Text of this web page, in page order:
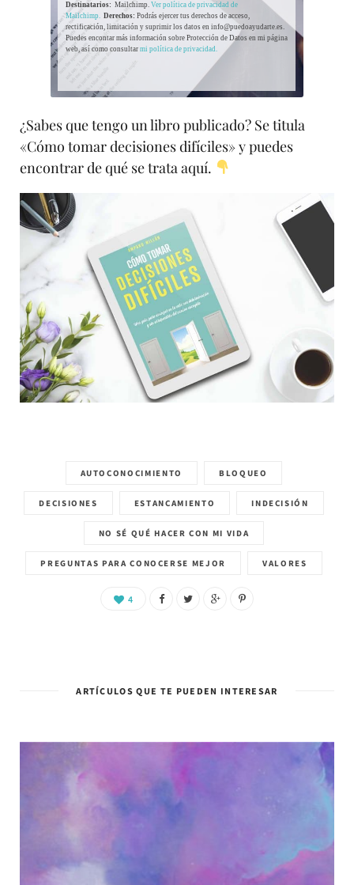
Destinatarios: Mailchimp. Ver política de privacidad de
Mailchimp. Derechos: Podrás ejercer tus derechos de acceso,
rectificación, limitación y suprimir los datos en info@puedoayudarte.es.
Puedes encontar más información sobre Protección de Datos en mi página
web, así como consultar mi política de privacidad.
¿Sabes que tengo un libro publicado? Se titula
«Cómo tomar decisiones difíciles» y puedes
encontrar de qué se trata aquí.
AUTOCONOCIMIENTO BLOQUEO
DECISIONES ESTANCAMIENTO INDECISIÓN
NO SÉ QUÉ HACER CON MI VIDA
PREGUNTAS PARA CONOCERSE MEJOR VALORES
4
ARTÍCULOS QUE TE PUEDEN INTERESAR